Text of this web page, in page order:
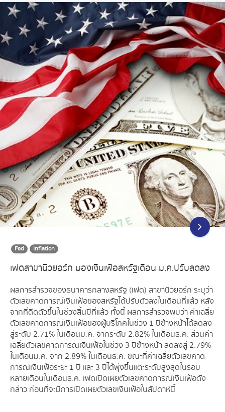
Fed Inflation
เฟดสาขานิวยอร์ก มองเงินเฟ้อสหรัฐเดือน ม.ค.ปรับลดลง
ผลการสำรวจของธนาคารกลางสหรัฐ (เฟด) สาขานิวยอร์ก ระบุว่า
ตัวเลขคาดการณ์เงินเฟ้อของสหรัฐได้ปรับตัวลงในเดือนที่แล้ว หลัง
จากที่ดีดตัวขึ้นในช่วงสิ้นปีที่แล้ว ทั้งนี้ ผลการสำรวจพบว่า ค่าเฉลี่ย
ตัวเลขคาดการณ์เงินเฟ้อของผู้บริโภคในช่วง 1 ปีข้างหน้าได้ลดลง
สู่ระดับ 2.71% ในเดือนม.ค. จากระดับ 2.82% ในเดือนธ.ค. ส่วนค่า
เฉลี่ยตัวเลขคาดการณ์เงินเฟ้อในช่วง 3 ปีข้างหน้า ลดลงสู่ 2.79%
ในเดือนม.ค. จาก 2.89% ในเดือนธ.ค. ขณะที่ค่าเฉลี่ยตัวเลขคาด
การณ์เงินเฟ้อระยะ 1 ปี และ 3 ปีได้พุ่งขึ้นแตะระดับสูงสุดในรอบ
หลายเดือนในเดือนธ.ค. เฟดเปิดเผยตัวเลขคาดการณ์เงินเฟ้อดัง
กล่าว ก่อนที่จะมีการเปิดเผยตัวเลขเงินเฟ้อในสัปดาห์นี้